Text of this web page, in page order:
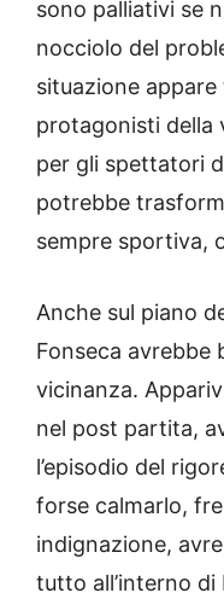
sono palliativi se
nocciolo del
situazione
protagonisti della
per gli spettatori
potrebbe
sempre sportiva,
Anche sul piano
Fonseca avrebbe
vicinanza.
nel post partita,
l’episodio del
forse calmarlo,
indignazione,
tutto all’interno di